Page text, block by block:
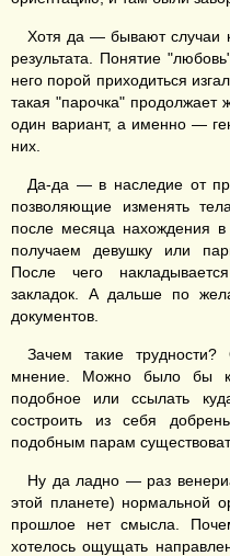
Хотя да — бывают случаи
результата. Понятие
него порой приходиться
такая "парочка" продолжает
один вариант, а именно —
них.
Да-да — в наследие от
позволяющие изменять
после месяца нахождения
получаем девушку или
После чего
закладок. А дальше по
документов.
Зачем такие
мнение. Можно было бы
подобное или ссылать
состроить из себя
подобным парам
Ну да ладно — раз
этой планете) нормальной
прошлое нет смысла.
хотелось ощущать